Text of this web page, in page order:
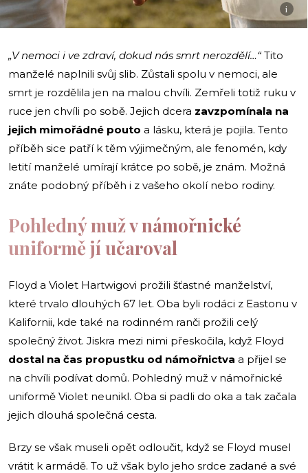
i
„V nemoci i ve zdraví, dokud nás smrt nerozdělí…“Tito
manželé naplnili svůj slib. Zůstali spolu v nemoci, ale
smrt je rozdělila jen na malou chvíli. Zemřeli totiž ruku v
ruce jen chvíli po sobě. Jejich dcera zavzpomínala na
jejich mimořádné pouto a lásku, která je pojila. Tento
příběh sice patří k těm výjimečným, ale fenomén, kdy
letití manželé umírají krátce po sobě, je znám. Možná
znáte podobný příběh i z vašeho okolí nebo rodiny.
Pohledný muž v námořnické
uniformě jí učaroval
Floyd a Violet Hartwigovi prožili šťastné manželství,
které trvalo dlouhých 67 let. Oba byli rodáci z Eastonu v
Kalifornii, kde také na rodinném ranči prožili celý
společný život. Jiskra mezi nimi přeskočila, když Floyd
dostal na čas propustku od námořnictva a přijel se
na chvíli podívat domů. Pohledný muž v námořnické
uniformě Violet neunikl. Oba si padli do oka a tak začala
jejich dlouhá společná cesta.
Brzy se však museli opět odloučit, když se Floyd musel
vrátit k armádě. To už však bylo jeho srdce zadané a své